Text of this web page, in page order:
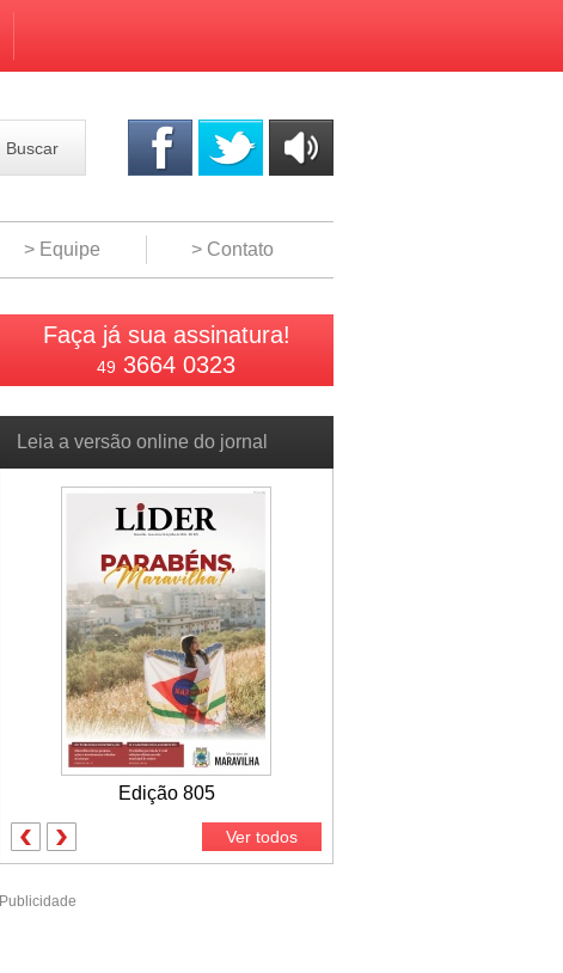
Buscar
> Equipe > Contato
Faça já sua assinatura!
49 3664 0323
Leia a versão online do jornal
Edição 805
Ver todos
Publicidade